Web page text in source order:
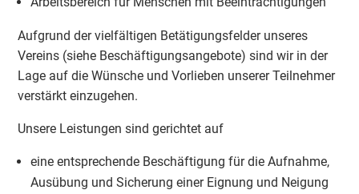
Aufgrund der vielfältigen Betätigungsfelder unseres
Vereins (siehe Beschäftigungsangebote) sind wir in der
Lage auf die Wünsche und Vorlieben unserer Teilnehmer
verstärkt einzugehen.
Unsere Leistungen sind gerichtet auf
eine entsprechende Beschäftigung für die Aufnahme,
Ausübung und Sicherung einer Eignung und Neigung